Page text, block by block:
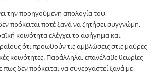
την προηγούμενη απολογία του,
πρόκειται ποτέ ξανά να ζητήσει συγγνώμη.
κοινότητα ελέγχει το αφήγημα και
ότι προωθούν τις αμβλώσεις στις μαύρες
κοινότητες. Παράλληλα, επανέλαβε θεωρίες
δεν πρόκειται να συνεργαστεί ξανά με